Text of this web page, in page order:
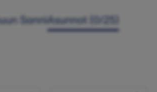
SanniAsunnot (0/25)